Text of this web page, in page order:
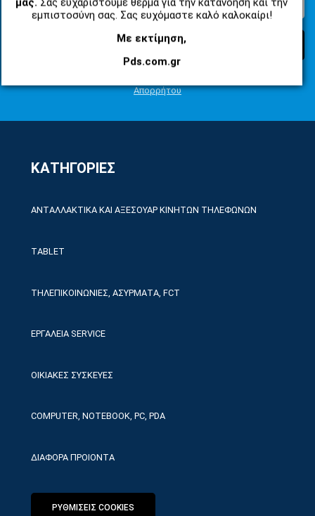
εμπιστοσύνη σας. Σας ευχόμαστε καλό καλοκαίρι!
Με εκτίμηση,
Pds.com.gr
ΕΓΓΡΑΦΗ
Απορρήτου
ΚΑΤΗΓΟΡΙΕΣ
ΑΝΤΑΛΛΑΚΤΙΚΑ ΚΑΙ ΑΞΕΣΟΥΑΡ ΚΙΝΗΤΩΝ ΤΗΛΕΦΩΝΩΝ
TABLET
ΤΗΛΕΠΙΚΟΙΝΩΝΙΕΣ, ΑΣΥΡΜΑΤΑ, FCT
ΕΡΓΑΛΕΙΑ SERVICE
ΟΙΚΙΑΚΕΣ ΣΥΣΚΕΥΕΣ
COMPUTER, NOTEBOOK, PC, PDA
ΔΙΑΦΟΡΑ ΠΡΟΙΟΝΤΑ
ΡΥΘΜΙΣΕΙΣ COOKIES